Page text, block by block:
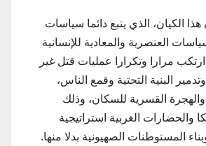
الكيان، الذي يتبع دائما سياسات
العنصرية والمعادية للإنسانية
مرارا وتكرارا عمليات قتل غير
وتدمير البنية التحتية وقمع الناس،
والهجرة القسرية للسكان، وذلك
والحضارات الغربية استراتيجية
المستوطنات الصهيونية بدلا منها.